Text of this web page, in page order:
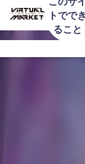
トででき
ること